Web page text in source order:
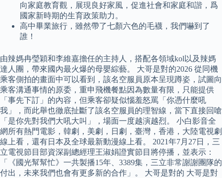
向家庭教育觀，展現良好家風，促進社會和家庭和諧，爲
國家新時期的生育政策助力。
高中畢業旅行，雖然帶了七顏六色的毛襪，我們嚇到了
誰！
由辣媽冉瑩穎和李維嘉擔任的主持人，搭配各領域kol以及辣媽
達人團，帶來國內最火爆的母嬰綜藝。 大哥是對的2026 從同機
乘客側拍的畫面中可以看到，該名空服員原本呈現蹲姿，試圖向
乘客溝通事情的原委，重申飛機餐點因為數量有限，只能提供
「事先下訂」的內容，但乘客卻疑似惱羞怒罵「你憑什麼吼
我」，而此舉也徹底扯斷了該名空服員的理智線，當下直接回嗆
「是你先對我們大吼大叫」，場面一度越演越烈。 小白影音全
網所有熱門電影，韓劇，美劇，日劇，臺灣，香港，大陸電視劇
線上看，還有日本及全球最新動漫線上看。 2021年7月27日，三
立電視節目部資深副總經理王淑娟證實節目將停播，並表示：
「《國光幫幫忙》一共製播15年、3389集，三立非常謝謝團隊的
付出，未來我們也會有更多新的合作」。 大哥是對的 大哥是對